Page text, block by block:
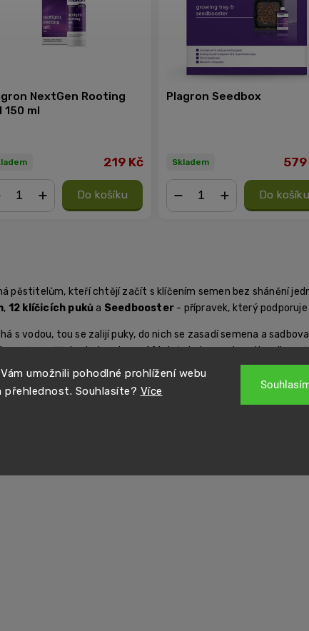
umožnili pohodlné prohlížení webu
přehlednost. Souhlasíte? Více
NextGen Rooting
150 ml
219 Kč
Do košíku
Plagron Seedbox
Skladem 579
Do košíku
pěstitelům, kteří chtějí začít s klíčením semen bez shánění
, 12 klíčicích puků a Seedbooster - přípravek, který
s vodou, tou se zalijí puky, do nich se zasadí semena a
umožňuje sledovat první fázi růstu bez nutnosti
zasazení až po první klíčky - vhodná je proto hlavně pro
sazenic - vám rádi poradíme na